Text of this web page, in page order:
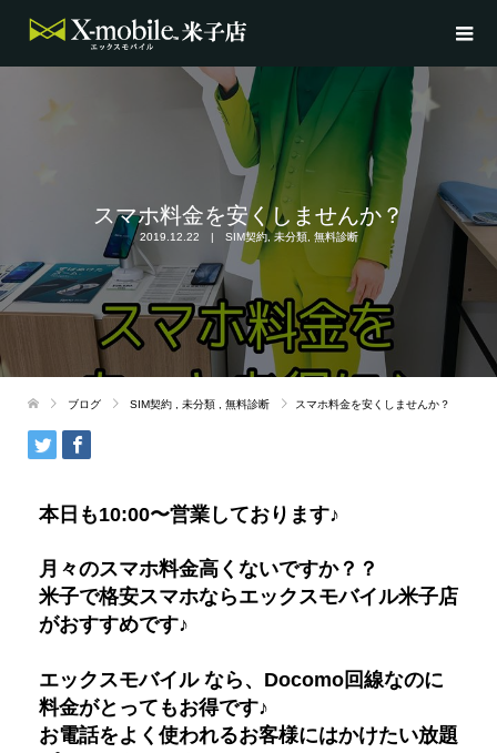
スマホ料金を安くしませんか？
2019.12.22 SIM契約,未分類, 無料診断
ブログ SIM契約 未分類 無料診断 スマホ料金を安くしませんか？
本日も10:00〜営業しております♪
月々のスマホ料金高くないですか？？
米子で格安スマホならエックスモバイル米子店
がおすすめです♪
エックスモバイル なら、Docomo回線なのに
料金がとってもお得です♪
お電話をよく使われるお客様にはかけたい放題